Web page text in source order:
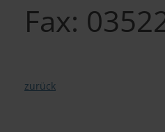
Fax:
zurück